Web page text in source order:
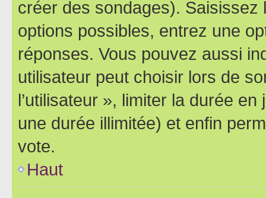
créer des sondages).
options possibles, entrez une
réponses. Vous pouvez aussi
utilisateur peut choisir lors de
l’utilisateur », limiter la durée
une durée illimitée) et enfin
vote.
Haut